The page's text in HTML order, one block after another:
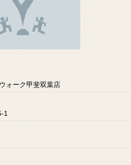
ォーク甲斐双葉店
1